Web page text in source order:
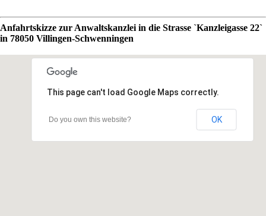
Anfahrtskizze zur Anwaltskanzlei in die Strasse `Kanzleigasse 22`
in 78050 Villingen-Schwenningen
This page can't load Google Maps correctly.
Do you own this website? OK